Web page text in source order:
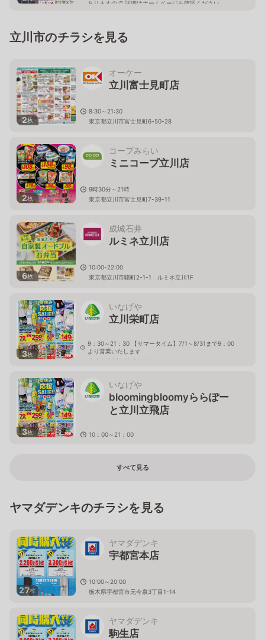
ありますので 詳細はホームページを確認ください
立川市のチラシを見る
2枚
オーケー
立川富士見町店
8:30～21:30
東京都立川市富士見町6-50-28
2枚
コープみらい
ミニコープ立川店
9時30分～21時
東京都立川市富士見町7-39-11
6枚
成城石井
ルミネ立川店
10:00-22:00
東京都立川市曙町2-1-1 ルミネ立川1F
3枚
いなげや
立川栄町店
9：30～21：30 【サマータイム】7/1～8/31まで9：00
より営業いたします
東京都立川市栄町3－7－1
3枚
いなげや
bloomingbloomyららぽー
と立川立飛店
10：00～21：00
すべて見る
ヤマダデンキのチラシを見る
27枚
ヤマダデンキ
宇都宮本店
10:00～20:00
栃木県宇都宮市元今泉3丁目1-14
ヤマダデンキ
駒生店